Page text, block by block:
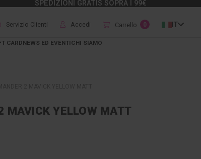
SPEDIZIONI GRATIS SOPRA I 99€
Servizio Clienti Accedi Carrello 0 IT
CARDNEWS ED EVENTICHI SIAMO
MAVICK YELLOW MATT